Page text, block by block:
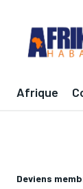
Afrique
Deviens